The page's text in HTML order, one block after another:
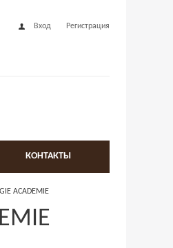
Вход Регистрация
КОНТАКТЫ
ACADEMIE